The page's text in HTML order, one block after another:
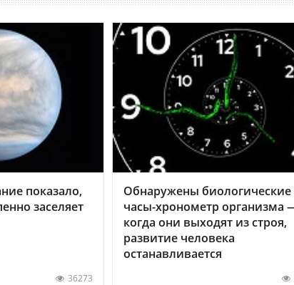
показало,
заселяет
36273
Обнаружены биологические
часы-хронометр организма
когда они выходят из строя,
развитие человека
останавливается